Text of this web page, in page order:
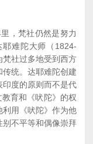
，梵社仍然是努力
难陀大师（1824-
社过多地受到西方
统。达耶难陀创建
度的原则而不是代
育和《吠陀》的权
利用《吠陀》作为他
不平等和偶像崇拜